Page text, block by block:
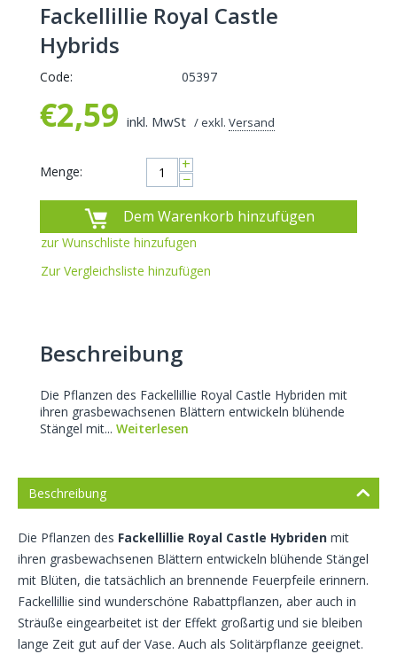
Fackellillie Royal Castle
Hybrids
Code: 05397
€2,59 inkl. MwSt / exkl. Versand
Menge: +
−
Dem Warenkorb hinzufügen
zur Wunschliste hinzufugen
Zur Vergleichsliste hinzufügen
Beschreibung
Die Pflanzen des Fackellillie Royal Castle Hybriden mit
ihren grasbewachsenen Blättern entwickeln blühende
Stängel mit... Weiterlesen
Beschreibung
Die Pflanzen des Fackellillie Royal Castle Hybriden mit
ihren grasbewachsenen Blättern entwickeln blühende Stängel
mit Blüten, die tatsächlich an brennende Feuerpfeile erinnern.
Fackellillie sind wunderschöne Rabattpflanzen, aber auch in
Sträuße eingearbeitet ist der Effekt großartig und sie bleiben
lange Zeit gut auf der Vase. Auch als Solitärpflanze geeignet.